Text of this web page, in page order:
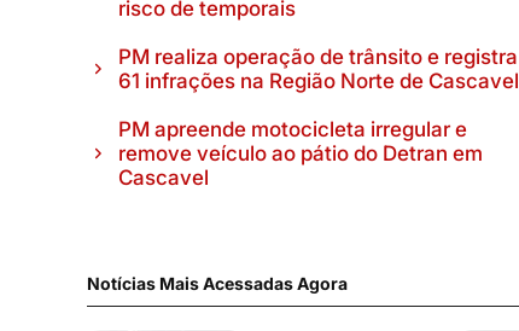
risco de temporais
PM realiza operação de trânsito e registra
61 infrações na Região Norte de Cascavel
PM apreende motocicleta irregular e
remove veículo ao pátio do Detran em
Cascavel
Notícias Mais Acessadas Agora